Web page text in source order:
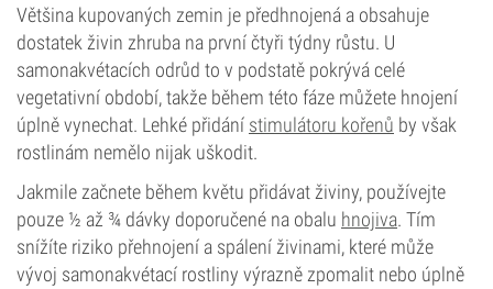
Většina kupovaných zemin je předhnojená a obsahuje
dostatek živin zhruba na první čtyři týdny růstu. U
samonakvétacích odrůd to v podstatě pokrývá celé
vegetativní období, takže během této fáze můžete hnojení
úplně vynechat. Lehké přidání stimulátoru kořenů by však
rostlinám nemělo nijak uškodit.
Jakmile začnete během květu přidávat živiny, používejte
pouze ½ až ¾ dávky doporučené na obalu hnojiva. Tím
snížíte riziko přehnojení a spálení živinami, které může
vývoj samonakvétací rostliny výrazně zpomalit nebo úplně